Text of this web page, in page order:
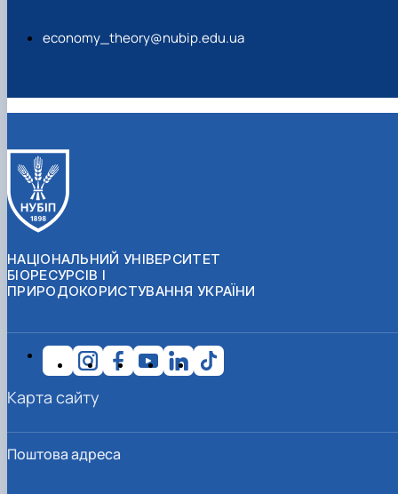
economy_theory@nubip.edu.ua
НАЦІОНАЛЬНИЙ УНІВЕРСИТЕТ
БІОРЕСУРСІВ І
ПРИРОДОКОРИСТУВАННЯ УКРАЇНИ
Поштова адреса
Карта сайту